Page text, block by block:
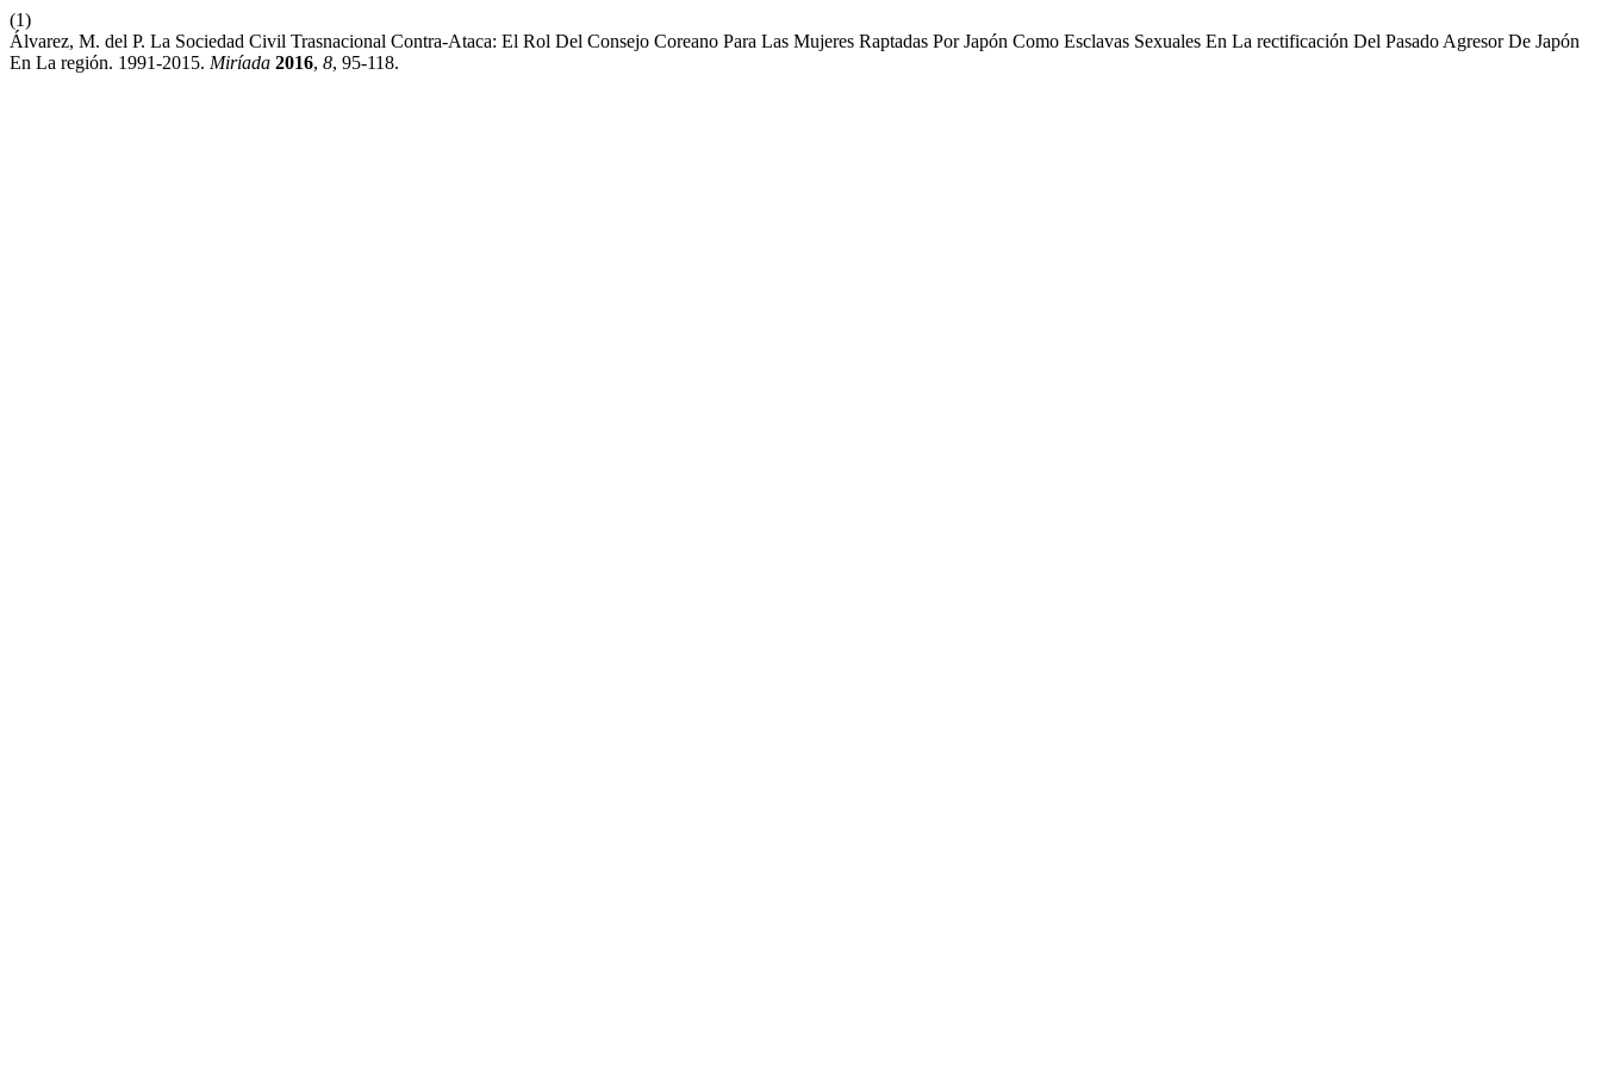
(1)
Álvarez, M. del P. La Sociedad Civil Trasnacional Contra-Ataca: El Rol Del Consejo Coreano Para Las Mujeres Raptadas Por Japón Como Esclavas Sexuales En La rectificación Del Pasado Agresor De Japón
En La región. 1991-2015. Miríada 2016, 8, 95-118.